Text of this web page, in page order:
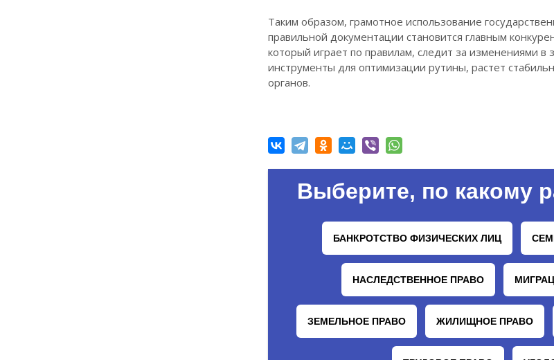
Таким образом, грамотное использование
правильной документации становится главным
который играет по правилам, следит за изменениями в
инструменты для оптимизации рутины, растет
органов.